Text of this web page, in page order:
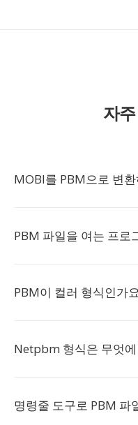
자
MOBI를 PBM으로 변
PBM 파일을 여는 프로
PBM이 컬러 형식인가
Netpbm 형식은 무엇에
명령줄 도구로 PBM 파